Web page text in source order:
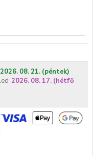
2026. 08. 21. (péntek)
2026. 08. 17. (hétfő